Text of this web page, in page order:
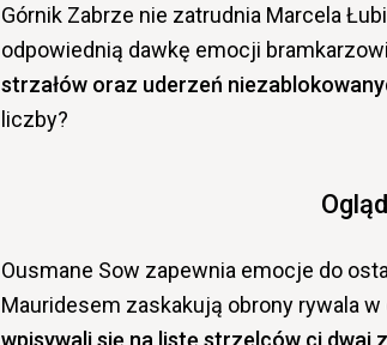
Górnik Zabrze nie zatrudnia Marcela
odpowiednią dawkę emocji
strzałów oraz uderzeń
liczby?
Ousmane Sow zapewnia emocje do
Mauridesem zaskakują obrony rywala